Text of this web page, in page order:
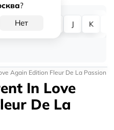
?
G J K
Again Edition Fleur De La Passion
In Love
De La